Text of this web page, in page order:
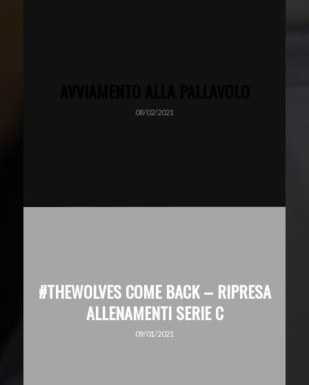
08/02/2021
#THEWOLVES COME BACK – RIPRESA
ALLENAMENTI SERIE C
09/01/2021